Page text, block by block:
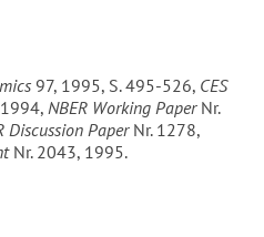
97, 1995, S. 495-526, CES
NBER Working PaperNr.
Discussion PaperNr. 1278,
Nr. 2043, 1995.